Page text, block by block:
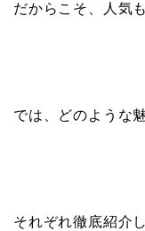
だからこそ、人気
では、どのような
それぞれ徹底紹介